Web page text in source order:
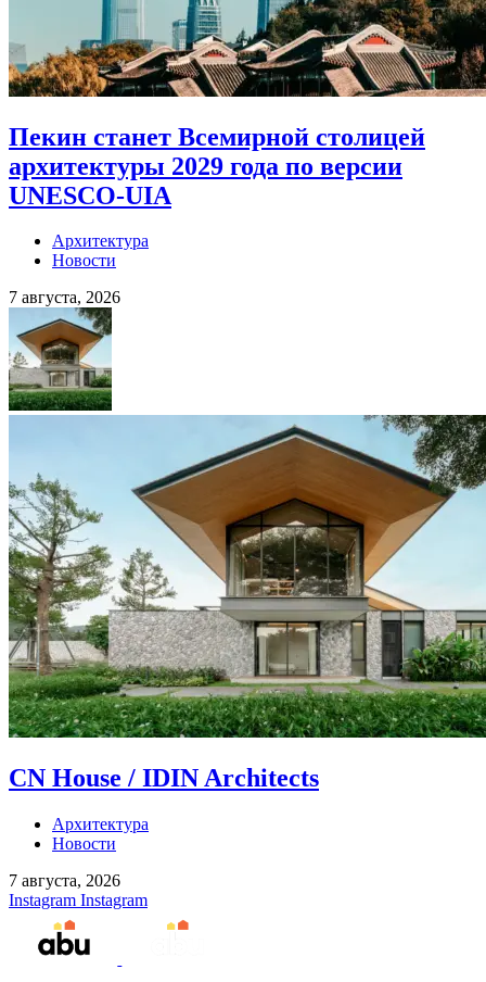
Пекин станет Всемирной столицей
архитектуры 2029 года по версии
UNESCO-UIA
Архитектура
Новости
7 августа, 2026
CN House / IDIN Architects
Архитектура
Новости
7 августа, 2026
Instagram Instagram